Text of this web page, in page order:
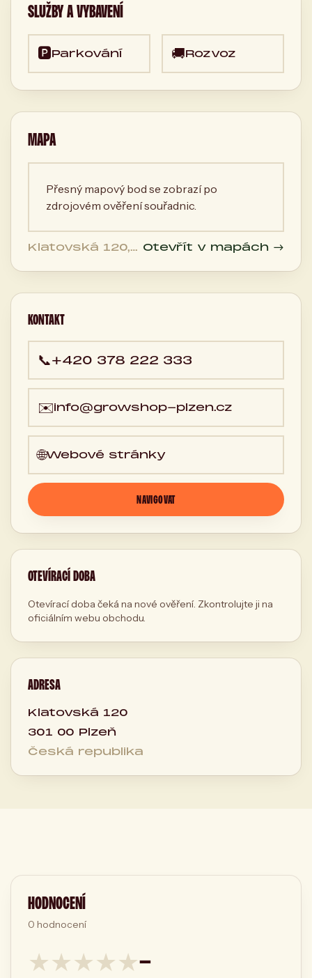
SLUŽBY A VYBAVENÍ
🅿️Parkování 🚚Rozvoz
MAPA
Přesný mapový bod se zobrazí po
zdrojovém ověření souřadnic.
Klatovská 120,
Česká
Otevřít v mapách →
KONTAKT
📞+420 378 222 333
✉️info@growshop-plzen.cz
🌐Webové stránky
NAVIGOVAT
OTEVÍRACÍ DOBA
Otevírací doba čeká na nové ověření. Zkontrolujte ji na
oficiálním webu obchodu.
ADRESA
Klatovská 120
301 00 Plzeň
Česká republika
HODNOCENÍ
0 hodnocení
★★★★★—